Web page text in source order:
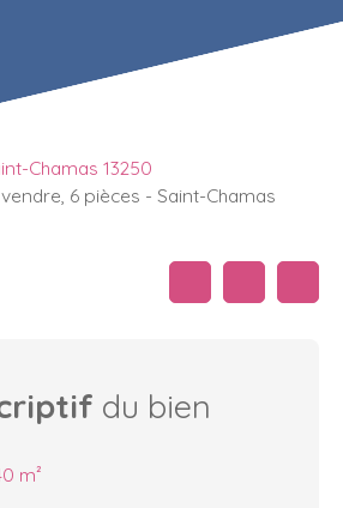
Chamas 13250
6 pièces - Saint-Chamas
du bien
m²